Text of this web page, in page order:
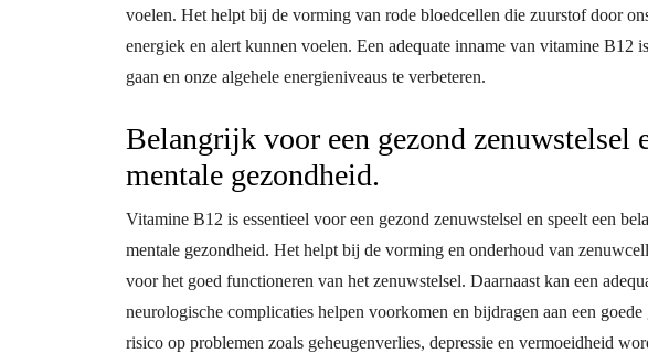
voelen. Het helpt bij de vorming van rode bloedcellen die zuurstof door
energiek en alert kunnen voelen. Een adequate inname van vitamine B12
gaan en onze algehele energieniveaus te verbeteren.
Belangrijk voor een gezond zenuwstelsel
mentale gezondheid.
Vitamine B12 is essentieel voor een gezond zenuwstelsel en speelt een
mentale gezondheid. Het helpt bij de vorming en onderhoud van
voor het goed functioneren van het zenuwstelsel. Daarnaast kan een
neurologische complicaties helpen voorkomen en bijdragen aan een
risico op problemen zoals geheugenverlies, depressie en vermoeidheid